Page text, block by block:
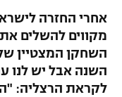
לוח שידורים
ברחבה
הפועל חיפה
הפועל באר שבע
ליגה טורקית
ליגה ברזילאית
ג'ודו
אגרוף
ספורט אולימפי
אחרי החזרה
מקווים להשלים
השחקן המצטיין
השנה אבל יש לנו
לקראת הרצליה: